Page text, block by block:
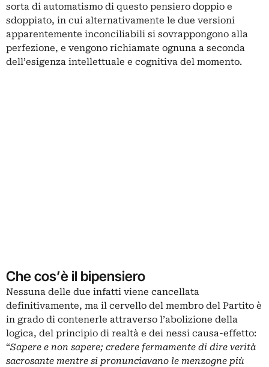
sorta di automatismo di questo pensiero doppio e
sdoppiato, in cui alternativamente le due versioni
apparentemente inconciliabili si sovrappongono alla
perfezione, e vengono richiamate ognuna a seconda
dell’esigenza intellettuale e cognitiva del momento.
Che cos’è il bipensiero
Nessuna delle due infatti viene cancellata
definitivamente, ma il cervello del membro del Partito è
in grado di contenerle attraverso l’abolizione della
logica, del principio di realtà e dei nessi causa-effetto:
“Sapere e non sapere; credere fermamente di dire verità
sacrosante mentre si pronunciavano le menzogne più